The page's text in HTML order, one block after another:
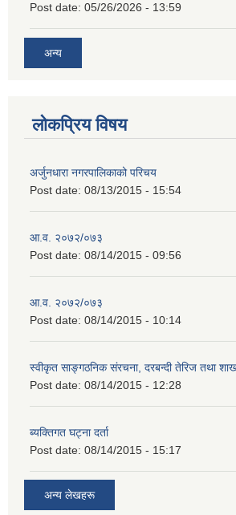
Post date: 05/26/2026 - 13:59
अन्य
लोकप्रिय विषय
अर्जुनधारा नगरपालिकाको परिचय
Post date: 08/13/2015 - 15:54
आ.व. २०७२/०७३
Post date: 08/14/2015 - 09:56
आ.व. २०७२/०७३
Post date: 08/14/2015 - 10:14
स्वीकृत साङ्गठनिक संरचना, दरबन्दी तेरिज तथा
Post date: 08/14/2015 - 12:28
ब्यक्तिगत घट्ना दर्ता
Post date: 08/14/2015 - 15:17
अन्य लेखहरू